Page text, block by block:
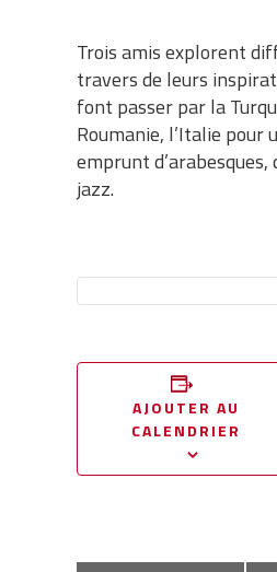
Trois amis explorent
travers de leurs
font passer par la
Roumanie, l’Italie pour
emprunt d’arabesques,
jazz.
AJOUTER AU
CALENDRIER